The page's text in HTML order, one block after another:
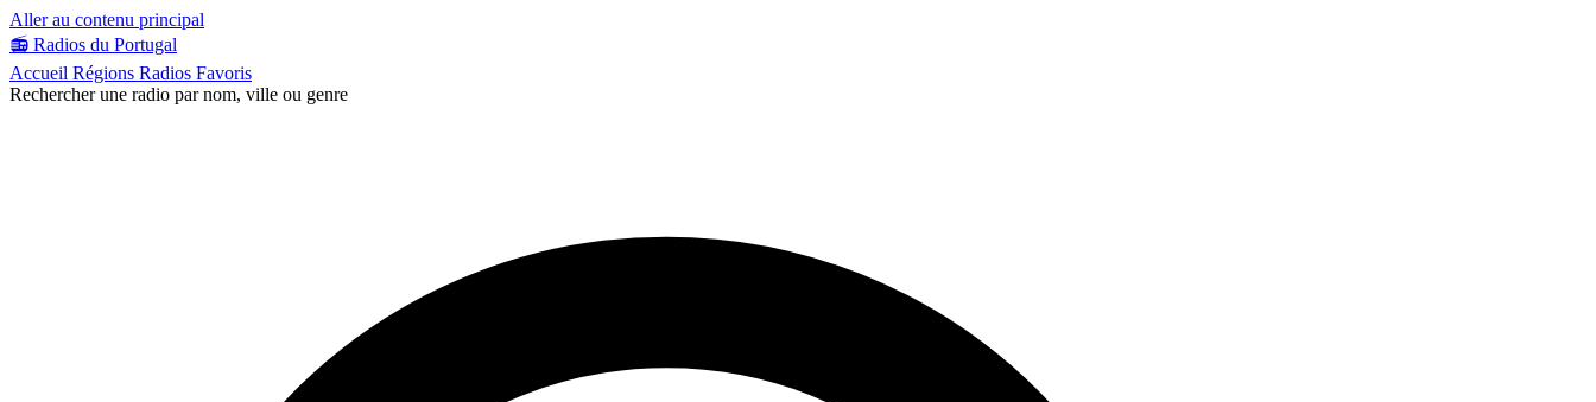
Aller au contenu principal
📻 Radios du Portugal
Accueil Régions Radios Favoris
Rechercher une radio par nom, ville ou genre